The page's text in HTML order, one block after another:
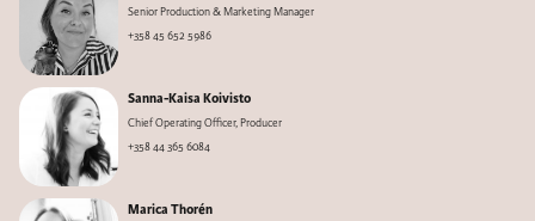
Senior Production & Marketing Manager
+358 45 652 5986
Sanna-Kaisa Koivisto
Chief Operating Officer, Producer
+358 44 365 6084
Marica Thorén